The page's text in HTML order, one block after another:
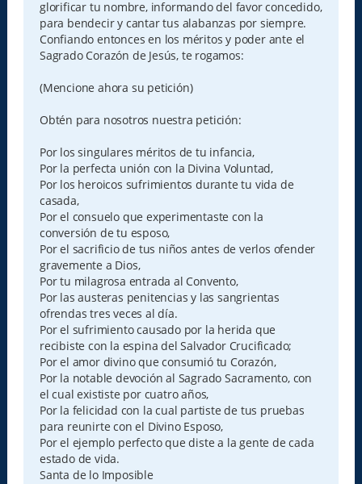
glorificar tu nombre, informando del favor concedido,
para bendecir y cantar tus alabanzas por siempre.
Confiando entonces en los méritos y poder ante el
Sagrado Corazón de Jesús, te rogamos:
(Mencione ahora su petición)
Obtén para nosotros nuestra petición:
Por los singulares méritos de tu infancia,
Por la perfecta unión con la Divina Voluntad,
Por los heroicos sufrimientos durante tu vida de
casada,
Por el consuelo que experimentaste con la
conversión de tu esposo,
Por el sacrificio de tus niños antes de verlos ofender
gravemente a Dios,
Por tu milagrosa entrada al Convento,
Por las austeras penitencias y las sangrientas
ofrendas tres veces al día.
Por el sufrimiento causado por la herida que
recibiste con la espina del Salvador Crucificado;
Por el amor divino que consumió tu Corazón,
Por la notable devoción al Sagrado Sacramento, con
el cual exististe por cuatro años,
Por la felicidad con la cual partiste de tus pruebas
para reunirte con el Divino Esposo,
Por el ejemplo perfecto que diste a la gente de cada
estado de vida.
Santa de lo Imposible